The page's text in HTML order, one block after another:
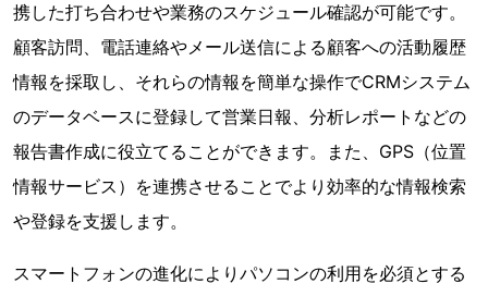
携した打ち合わせや業務のスケジュール確認が可能です。
顧客訪問、電話連絡やメール送信による顧客への活動履歴
情報を採取し、それらの情報を簡単な操作でCRMシステム
のデータベースに登録して営業日報、分析レポートなどの
報告書作成に役立てることができます。また、GPS（位置
情報サービス）を連携させることでより効率的な情報検索
や登録を支援します。
スマートフォンの進化によりパソコンの利用を必須とする